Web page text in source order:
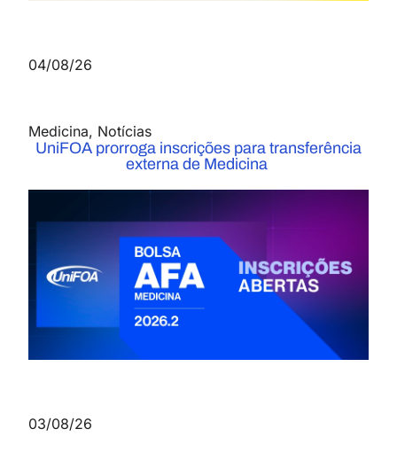
04/08/26
Medicina, Notícias
UniFOA prorroga inscrições para transferência
externa de Medicina
03/08/26